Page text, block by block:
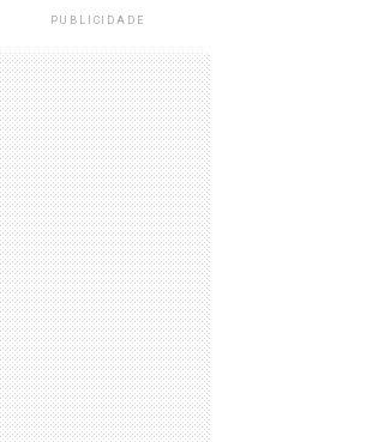
PUBLICIDADE